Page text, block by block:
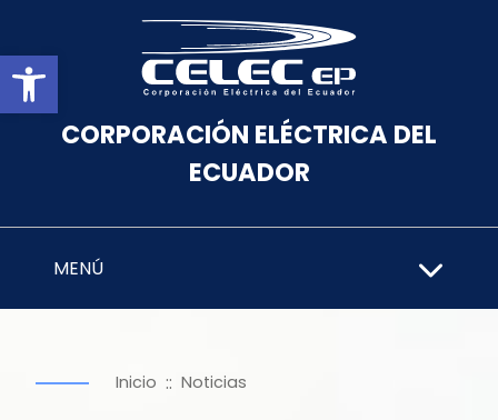
Abrir barra de herramientas
CORPORACIÓN ELÉCTRICA DEL
ECUADOR
MENÚ
Inicio :: Noticias